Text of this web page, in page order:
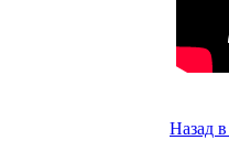
Назад в